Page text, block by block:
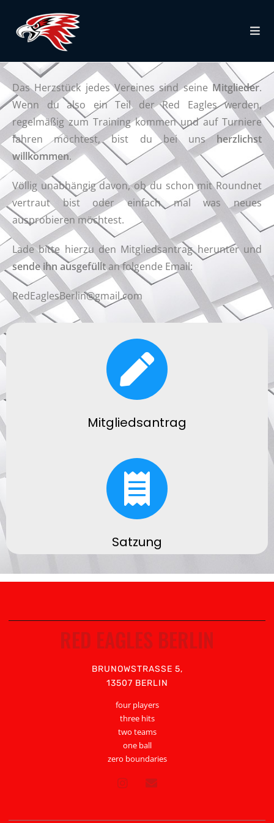
Mitglied werden
Das Herzstück jedes Vereines sind seine Mitglieder.
Wenn du also ein Teil der Red Eagles werden,
regelmäßig zum Training kommen und auf Turniere
fahren möchtest, bist du bei unsherzlichst
willkommen.
Völlig unabhängig davon, ob du schon mit Roundnet
vertraut bist oder einfach mal was neues
ausprobieren möchtest.
Lade bitte hierzu den Mitgliedsantrag herunter und
sende ihn ausgefülltan folgende Email:
RedEaglesBerlin@gmail.com
Mitgliedsantrag
Satzung
RED EAGLES BERLIN
BRUNOWSTRASSE 5,
13507 BERLIN
four players
three hits
two teams
one ball
zero boundaries